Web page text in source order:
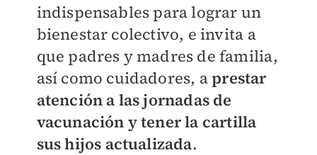
indispensables para lograr un
bienestar colectivo, e invita a
que padres y madres de familia,
así como cuidadores, aprestar
atención a las jornadas de
vacunación y tener la cartilla
sus hijos actualizada.